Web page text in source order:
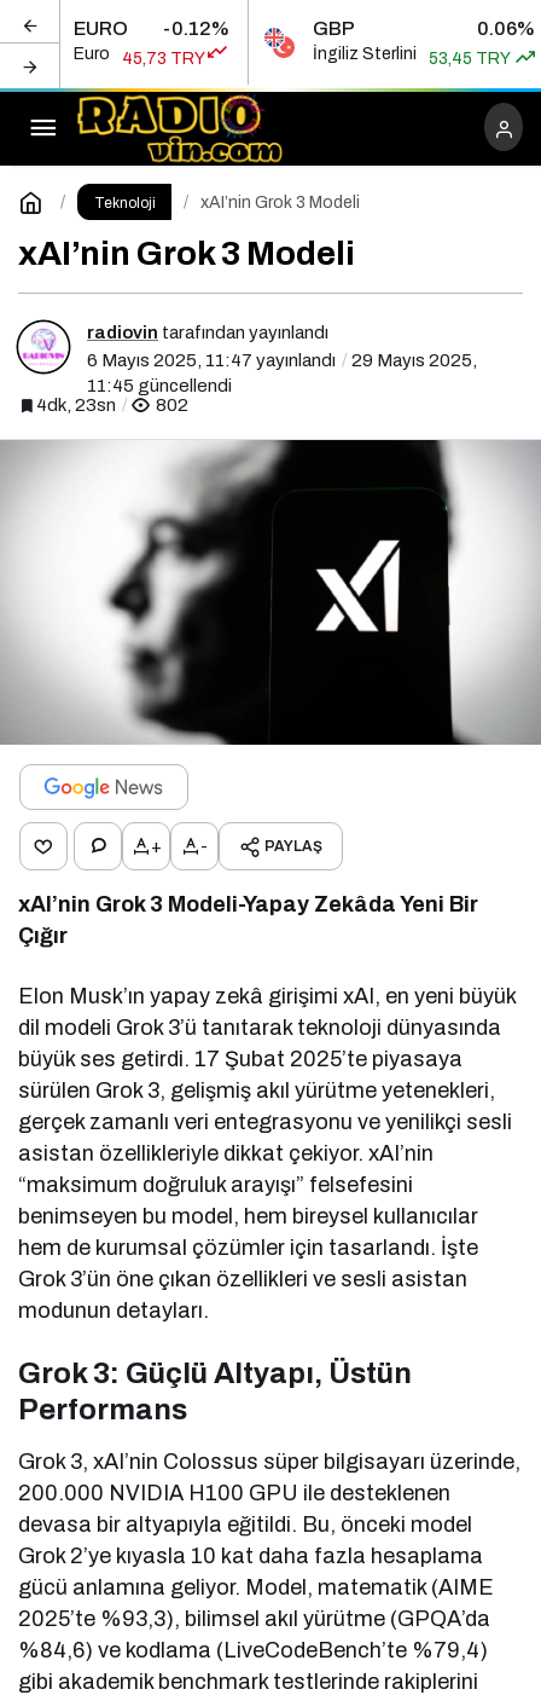
-0.12%
45,73 TRY
GBP
İngiliz Sterlini 53,45 TRY
Teknoloji xAI’nin Grok 3 Modeli
xAI’nin Grok 3 Modeli
radiovin tarafından yayınlandı
6 Mayıs 2025, 11:47 yayınlandı
29 Mayıs 2025,
11:45 güncellendi
4dk, 23sn
802
+ - PAYLAŞ
xAI’nin Grok 3 Modeli-Yapay Zekâda Yeni Bir
Çığır
Elon Musk’ın yapay zekâ girişimi xAI, en yeni büyük
dil modeli Grok 3’ü tanıtarak teknoloji dünyasında
büyük ses getirdi. 17 Şubat 2025’te piyasaya
sürülen Grok 3, gelişmiş akıl yürütme yetenekleri,
gerçek zamanlı veri entegrasyonu ve yenilikçi sesli
asistan özellikleriyle dikkat çekiyor. xAI’nin
“maksimum doğruluk arayışı” felsefesini
benimseyen bu model, hem bireysel kullanıcılar
hem de kurumsal çözümler için tasarlandı. İşte
Grok 3’ün öne çıkan özellikleri ve sesli asistan
modunun detayları.
Grok 3: Güçlü Altyapı, Üstün
Performans
Grok 3, xAI’nin Colossus süper bilgisayarı üzerinde,
200.000 NVIDIA H100 GPU ile desteklenen
devasa bir altyapıyla eğitildi. Bu, önceki model
Grok 2’ye kıyasla 10 kat daha fazla hesaplama
gücü anlamına geliyor. Model, matematik (AIME
2025’te %93,3), bilimsel akıl yürütme (GPQA’da
%84,6) ve kodlama (LiveCodeBench’te %79,4)
gibi akademik benchmark testlerinde rakiplerini
Inception Filmini Sevenlere ‘Artık Bunları da
İzlemezseniz Ayıp Olur’ Dediğimiz 10 Film Tavsiyesi
Yorum Yap Paylaş